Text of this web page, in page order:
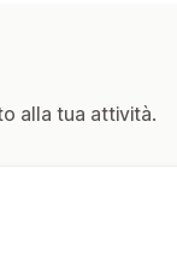
alla tua attività.